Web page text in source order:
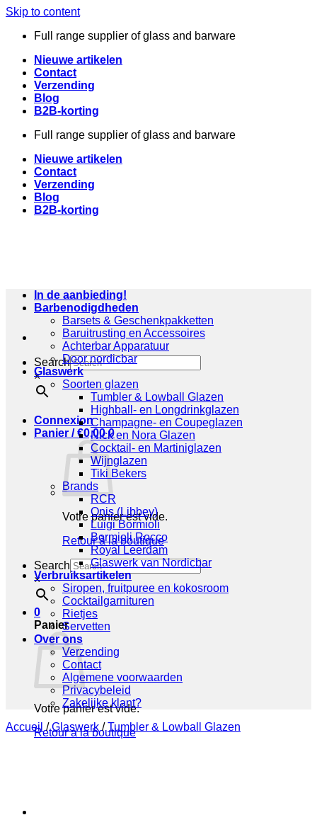
Skip to content
Full range supplier of glass and barware
Nieuwe artikelen
Contact
Verzending
Blog
B2B-korting
Full range supplier of glass and barware
Nieuwe artikelen
Contact
Verzending
Blog
B2B-korting
Search
×
Connexion
Panier /€0,00 0
Votre panier est vide.
Retour à la boutique
Search
×
0
Panier
Votre panier est vide.
Retour à la boutique
In de aanbieding!
Barbenodigdheden
Barsets & Geschenkpakketten
Baruitrusting en Accessoires
Achterbar Apparatuur
Door nordicbar
Glaswerk
Soorten glazen
Tumbler & Lowball Glazen
Highball- en Longdrinkglazen
Champagne- en Coupeglazen
Nick en Nora Glazen
Cocktail- en Martiniglazen
Wijnglazen
Tiki Bekers
Brands
RCR
Onis (Libbey)
Luigi Bormioli
Bormioli Rocco
Royal Leerdam
Glaswerk van Nordicbar
Verbruiksartikelen
Siropen, fruitpuree en kokosroom
Cocktailgarnituren
Rietjes
Servetten
Over ons
Verzending
Contact
Algemene voorwaarden
Privacybeleid
Zakelijke klant?
Accueil / Glaswerk / Tumbler & Lowball Glazen